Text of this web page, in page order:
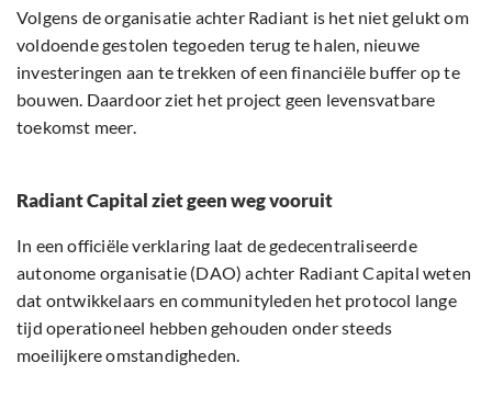
Volgens de organisatie achter Radiant is het niet gelukt om
voldoende gestolen tegoeden terug te halen, nieuwe
investeringen aan te trekken of een financiële buffer op te
bouwen. Daardoor ziet het project geen levensvatbare
toekomst meer.
Radiant Capital ziet geen weg vooruit
In een officiële verklaring laat de gedecentraliseerde
autonome organisatie (DAO) achter Radiant Capital weten
dat ontwikkelaars en communityleden het protocol lange
tijd operationeel hebben gehouden onder steeds
moeilijkere omstandigheden.